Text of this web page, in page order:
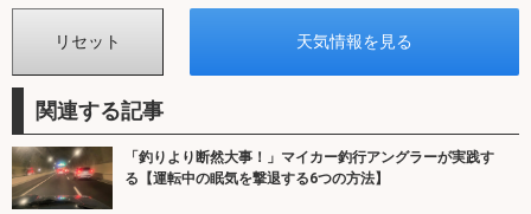
関連する記事
「釣りより断然大事！」マイカー釣行アングラーが実践す
る【運転中の眠気を撃退する6つの方法】